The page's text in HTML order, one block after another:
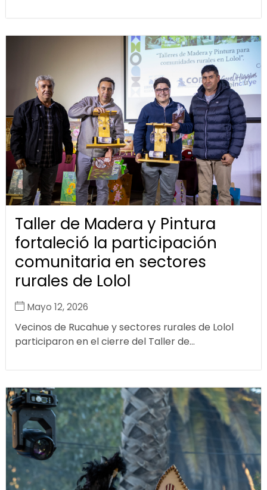
Taller de Madera y Pintura
fortaleció la participación
comunitaria en sectores
rurales de Lolol
Mayo 12, 2026
Vecinos de Rucahue y sectores rurales de Lolol
participaron en el cierre del Taller de...